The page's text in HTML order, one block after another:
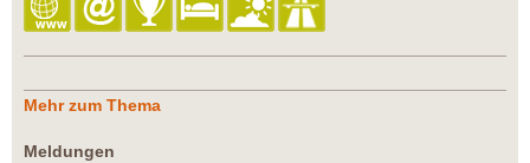
Mehr zum Thema
Meldungen